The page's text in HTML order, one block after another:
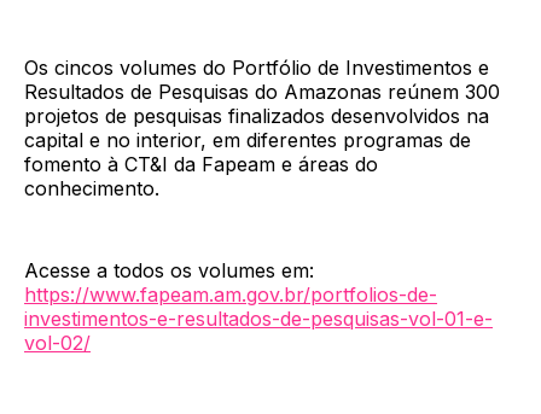
Os cincos volumes do Portfólio de Investimentos e
Resultados de Pesquisas do Amazonas reúnem 300
projetos de pesquisas finalizados desenvolvidos na
capital e no interior, em diferentes programas de
fomento à CT&I da Fapeam e áreas do
conhecimento.
Acesse a todos os volumes em:
https://www.fapeam.am.gov.br/portfolios-de-
investimentos-e-resultados-de-pesquisas-vol-01-e-
vol-02/